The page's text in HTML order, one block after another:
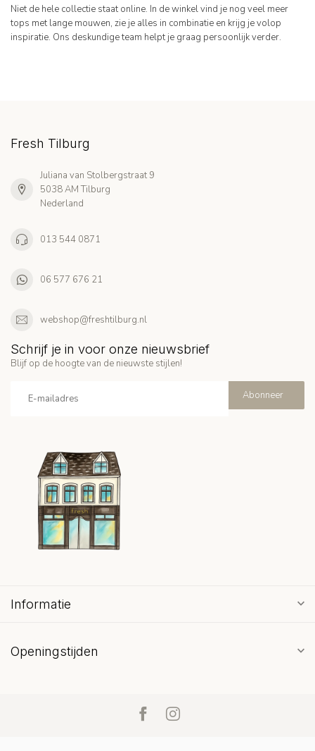
Niet de hele collectie staat online. In de winkel vind je nog veel meer
tops met lange mouwen, zie je alles in combinatie en krijg je volop
inspiratie. Ons deskundige team helpt je graag persoonlijk verder.
Fresh Tilburg
Juliana van Stolbergstraat 9
5038 AM Tilburg
Nederland
013 544 0871
06 577 676 21
webshop@freshtilburg.nl
Schrijf je in voor onze nieuwsbrief
Blijf op de hoogte van de nieuwste stijlen!
Abonneer
Informatie
Openingstijden